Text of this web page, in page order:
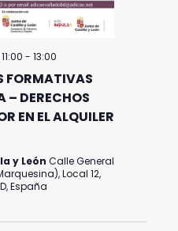
FORMATIVAS
– DERECHOS
EN EL ALQUILER
- 13:00
y León Calle General
Local 12,
España